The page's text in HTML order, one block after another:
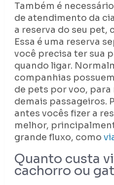
Também é
de atendimento da
a reserva do seu pet,
Essa é uma reserva
você precisa ter sua
quando ligar.
companhias
de pets por voo,
demais passageiros.
antes vocês fizer a
melhor,
grande fluxo, como
Quanto custa
cachorro ou